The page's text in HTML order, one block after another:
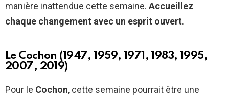
manière inattendue cette semaine. Accueillez
chaque changement avec un esprit ouvert.
Le Cochon (1947, 1959, 1971, 1983, 1995,
2007, 2019)
Pour le Cochon, cette semaine pourrait être une